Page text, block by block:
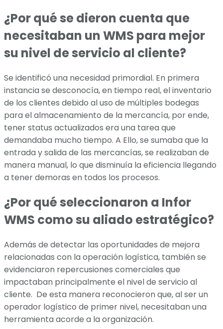
¿Por qué se dieron cuenta que
necesitaban un WMS para mejor
su nivel de servicio al cliente?
Se identificó una necesidad primordial. En primera
instancia se desconocía, en tiempo real, el inventario
de los clientes debido al uso de múltiples bodegas
para el almacenamiento de la mercancía, por ende,
tener status actualizados era una tarea que
demandaba mucho tiempo. A Ello, se sumaba que la
entrada y salida de las mercancías, se realizaban de
manera manual, lo que disminuía la eficiencia llegando
a tener demoras en todos los procesos.
¿Por qué seleccionaron a Infor
WMS como su aliado estratégico?
Además de detectar las oportunidades de mejora
relacionadas con la operación logística, también se
evidenciaron repercusiones comerciales que
impactaban principalmente el nivel de servicio al
cliente. De esta manera reconocieron que, al ser un
operador logístico de primer nivel, necesitaban una
herramienta acorde a la organización.